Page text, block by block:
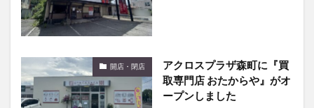
開店・閉店
アクロスプラザ森町に『買
取専門店 おたからや』がオ
ープンしました